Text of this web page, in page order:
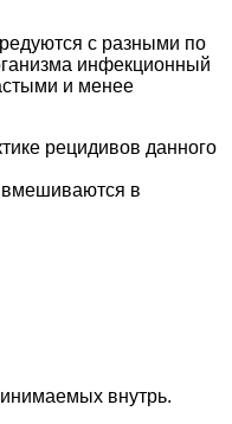
с разными по
инфекционный
и менее
рецидивов данного
вмешиваются в
внутрь.